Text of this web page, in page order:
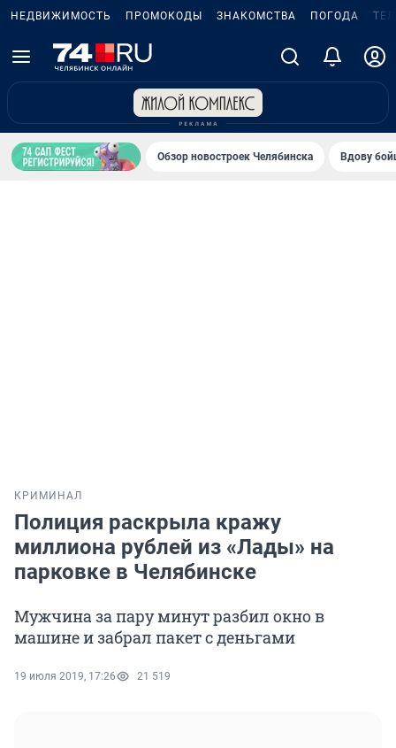
НЕДВИЖИМОСТЬ ПРОМОКОДЫ ЗНАКОМСТВА ПОГОДА
Обзор новостроек Челябинска Вдову
КРИМИНАЛ
Полиция раскрыла кражу
миллиона рублей из «Лады» на
парковке в Челябинске
Мужчина за пару минут разбил окно в
машине и забрал пакет с деньгами
19 июля 2019, 17:26 21 519